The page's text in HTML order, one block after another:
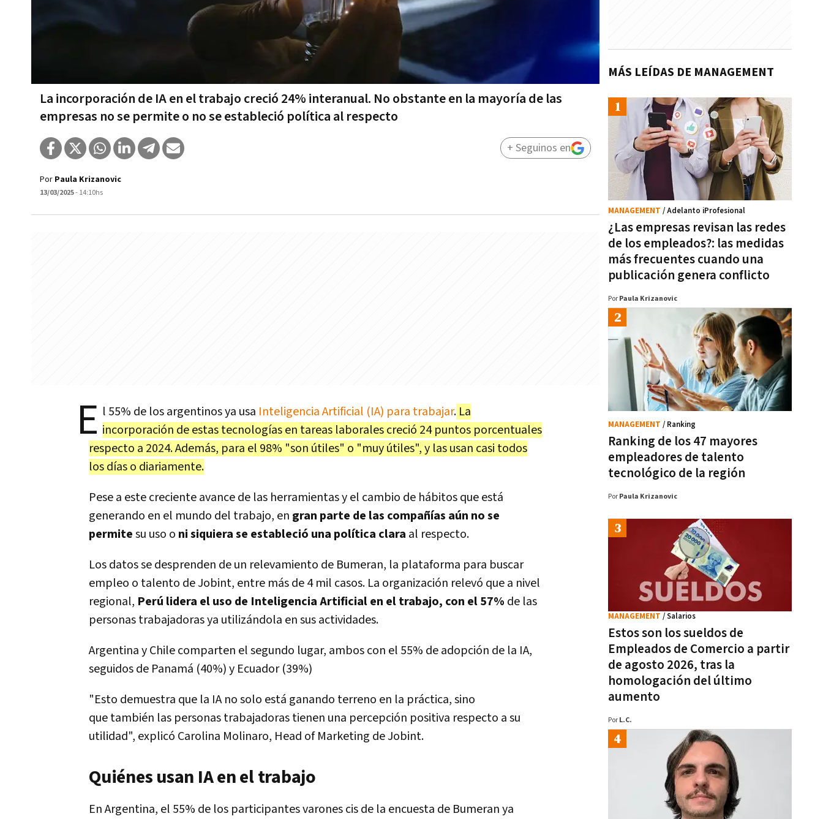
La incorporación de IA en el trabajo creció 24% interanual. No obstante en la mayoría de las
empresas no se permite o no se estableció política al respecto
Por Paula Krizanovic
13/03/2025- 14:10hs
+ Seguinos en
E l 55% de los argentinos ya usa Inteligencia Artificial (IA) para trabajar. La
incorporación de estas tecnologías en tareas laborales creció 24 puntos porcentuales
respecto a 2024. Además, para el 98% "son útiles" o "muy útiles", y las usan casi todos
los días o diariamente.
Pese a este creciente avance de las herramientas y el cambio de hábitos que está
generando en el mundo del trabajo, en gran parte de las compañías aún no se
permitesu uso o ni siquiera se estableció una política clara al respecto.
Los datos se desprenden de un relevamiento de Bumeran, la plataforma para buscar
empleo o talento de Jobint, entre más de 4 mil casos. La organización relevó que a nivel
regional, Perú lidera el uso de Inteligencia Artificial en el trabajo, con el57% de las
personas trabajadoras ya utilizándola en sus actividades.
Argentina y Chile comparten el segundo lugar, ambos con el 55% de adopción de la IA,
seguidos de Panamá (40%) y Ecuador (39%)
"Esto demuestra que la IA no solo está ganando terreno en la práctica, sino
que también las personas trabajadoras tienen una percepción positiva respecto a su
utilidad", explicó Carolina Molinaro, Head of Marketing de Jobint.
Quiénes usan IA en el trabajo
En Argentina, el 55% de los participantes varones cis de la encuesta de Bumeran ya
MÁS LEÍDAS DE MANAGEMENT
¿Las empresas revisan las redes
de los empleados?: las medidas
más frecuentes cuando una
publicación genera conflicto
MANAGEMENT / Adelanto iProfesional
Por Paula Krizanovic
Ranking de los 47 mayores
empleadores de talento
tecnológico de la región
MANAGEMENT / Ranking
Por Paula Krizanovic
Estos son los sueldos de
Empleados de Comercio a partir
de agosto 2026, tras la
homologación del último
aumento
MANAGEMENT / Salarios
Por L.C.